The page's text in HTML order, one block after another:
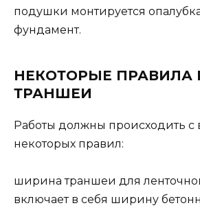
подушки монтируется
фундамент.
НЕКОТОРЫЕ ПРАВИЛА
ТРАНШЕИ
Работы должны происходить
некоторых правил:
ширина траншеи для
включает в себя ширину